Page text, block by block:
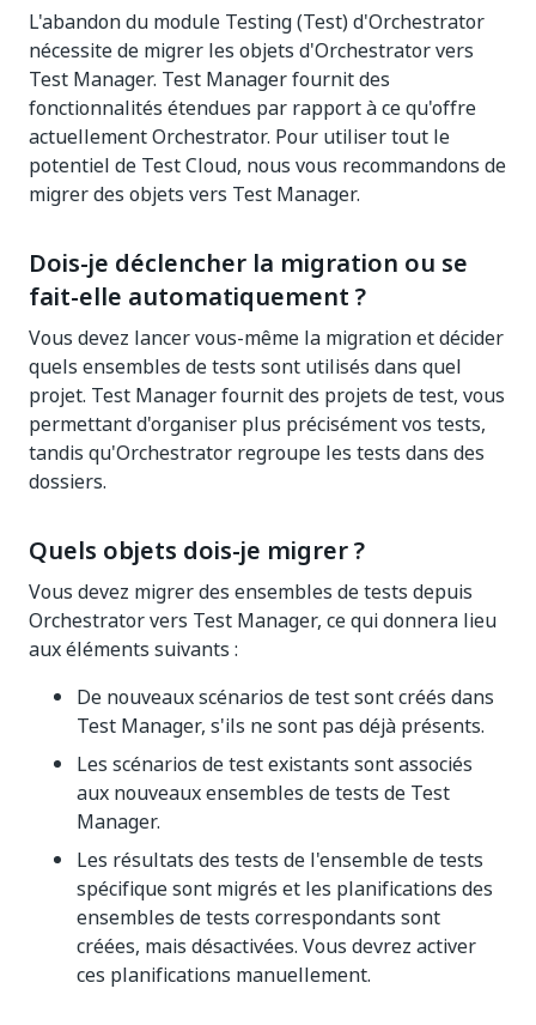
L'abandon du module Testing (Test) d'Orchestrator
nécessite de migrer les objets d'Orchestrator vers
Test Manager. Test Manager fournit des
fonctionnalités étendues par rapport à ce qu'offre
actuellement Orchestrator. Pour utiliser tout le
potentiel de Test Cloud, nous vous recommandons de
migrer des objets vers Test Manager.
Dois-je déclencher la migration ou se
fait-elle automatiquement ?
Vous devez lancer vous-même la migration et décider
quels ensembles de tests sont utilisés dans quel
projet. Test Manager fournit des projets de test, vous
permettant d'organiser plus précisément vos tests,
tandis qu'Orchestrator regroupe les tests dans des
dossiers.
Quels objets dois-je migrer ?
Vous devez migrer des ensembles de tests depuis
Orchestrator vers Test Manager, ce qui donnera lieu
aux éléments suivants :
De nouveaux scénarios de test sont créés dans
Test Manager, s'ils ne sont pas déjà présents.
Les scénarios de test existants sont associés
aux nouveaux ensembles de tests de Test
Manager.
Les résultats des tests de l'ensemble de tests
spécifique sont migrés et les planifications des
ensembles de tests correspondants sont
créées, mais désactivées. Vous devrez activer
ces planifications manuellement.